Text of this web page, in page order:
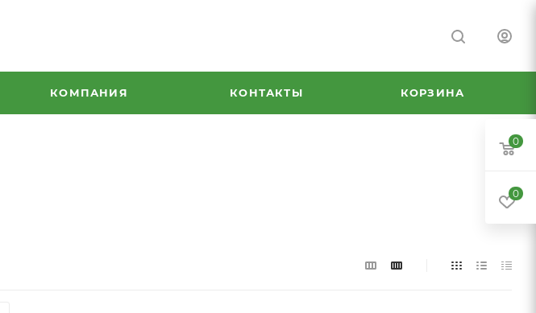
КОМПАНИЯ КОНТАКТЫ КОРЗИНА
0
0